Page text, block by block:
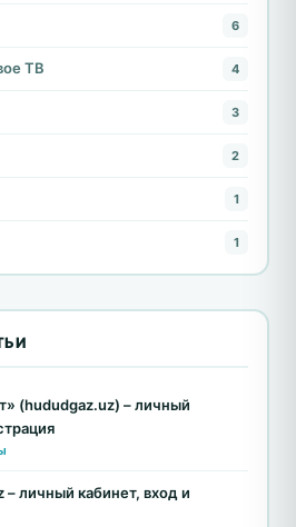
6
ТВ 4
3
2
1
1
(hududgaz.uz) – личный
– личный кабинет, вход и